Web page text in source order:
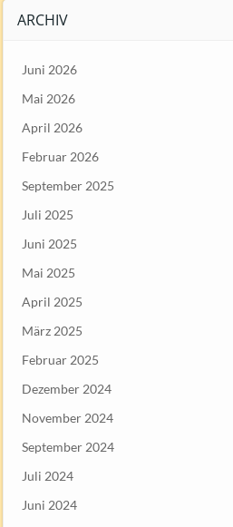
ARCHIV
Juni 2026
Mai 2026
April 2026
Februar 2026
September 2025
Juli 2025
Juni 2025
Mai 2025
April 2025
März 2025
Februar 2025
Dezember 2024
November 2024
September 2024
Juli 2024
Juni 2024